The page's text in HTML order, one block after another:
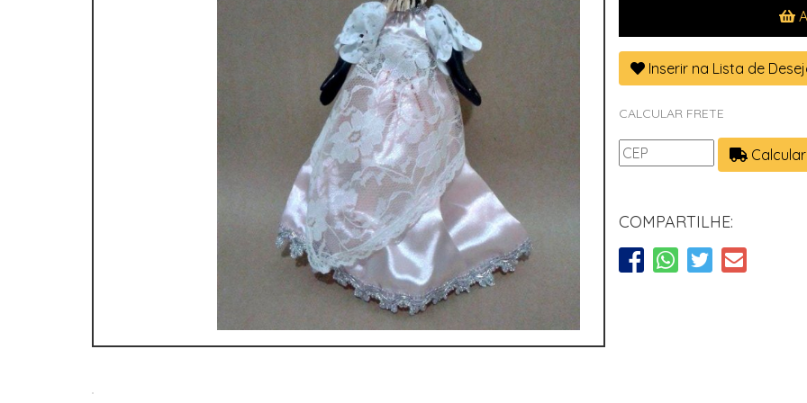
Inserir na Lista de
CALCULAR FRETE
COMPARTILHE: